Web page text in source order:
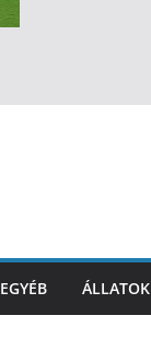
EGYÉB ÁLLATOK